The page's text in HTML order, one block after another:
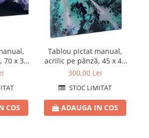
70 x 30
COS
Tablou pictat manual,
acrilic pe pânză, 45 x 40
cm, iridescent
300,00 Lei
STOC LIMITAT
ADAUGA IN COS